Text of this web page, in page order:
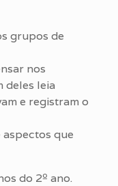
grupos de
nos
deles leia
e registram o
aspectos que
do 2º ano.